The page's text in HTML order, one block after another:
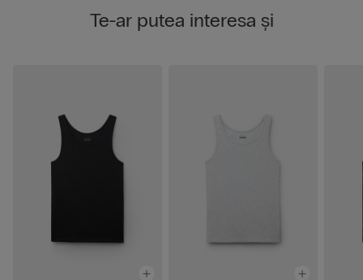
Te-ar putea interesa și